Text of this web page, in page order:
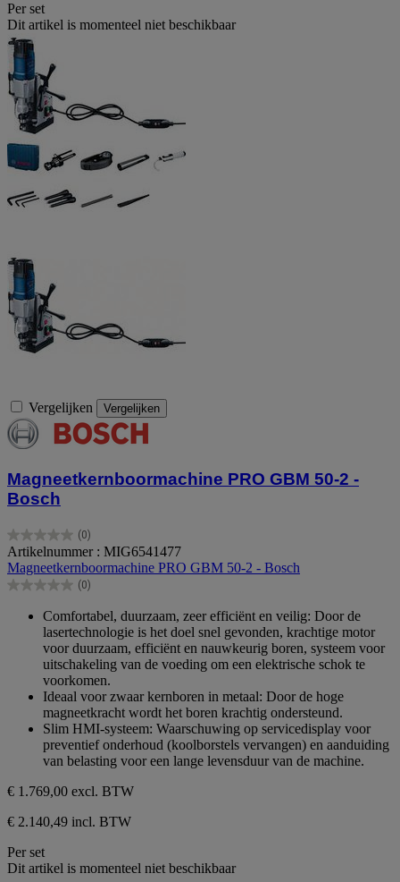
Per set
Dit artikel is momenteel niet beschikbaar
Vergelijken Vergelijken
Magneetkernboormachine PRO GBM 50-2 -
Bosch
(0)
0.0
van
de
5
Artikelnummer : MIG6541477
Magneetkernboormachine PRO GBM 50-2 - Bosch
(0)
0.0
sterren.
Comfortabel, duurzaam, zeer efficiënt en veilig: Door de
lasertechnologie is het doel snel gevonden, krachtige motor
voor duurzaam, efficiënt en nauwkeurig boren, systeem voor
uitschakeling van de voeding om een elektrische schok te
voorkomen.
Ideaal voor zwaar kernboren in metaal: Door de hoge
magneetkracht wordt het boren krachtig ondersteund.
Slim HMI-systeem: Waarschuwing op servicedisplay voor
preventief onderhoud (koolborstels vervangen) en aanduiding
van belasting voor een lange levensduur van de machine.
€ 1.769,00 excl. BTW
€ 2.140,49 incl. BTW
Per set
Dit artikel is momenteel niet beschikbaar